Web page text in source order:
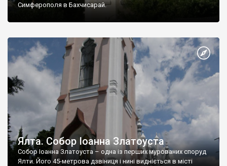
Симферополя в Бахчисарай.
Ялта. Собор Іоанна Златоуста
Собор Іоанна Златоуста – одна із перших мурованих споруд
Ялти. Його 45-метрова дзвіниця і нині видніється в місті